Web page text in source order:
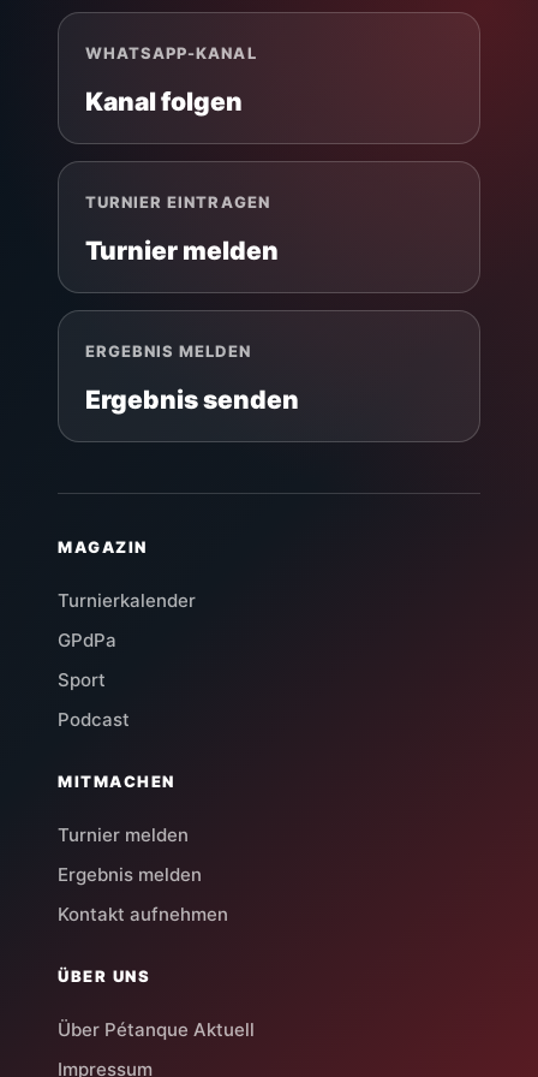
WHATSAPP-KANAL
Kanal folgen
TURNIER EINTRAGEN
Turnier melden
ERGEBNIS MELDEN
Ergebnis senden
MAGAZIN
Turnierkalender
GPdPa
Sport
Podcast
MITMACHEN
Turnier melden
Ergebnis melden
Kontakt aufnehmen
ÜBER UNS
Über Pétanque Aktuell
Impressum